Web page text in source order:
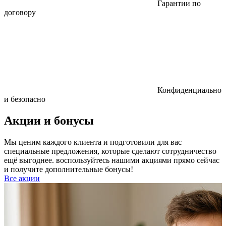
Гарантии по
договору
Конфиденциально
и безопасно
Акции и бонусы
Мы ценим каждого клиента и подготовили для вас
специальные предложения, которые сделают сотрудничество
ещё выгоднее. воспользуйтесь нашими акциями прямо сейчас
и получите дополнительные бонусы!
Все акции